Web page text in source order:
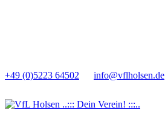
+49 (0)5223 64502 info@vflholsen.de